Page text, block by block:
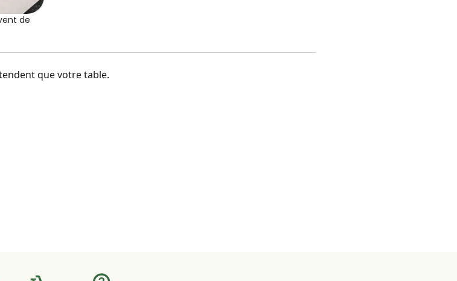
de
que votre table.